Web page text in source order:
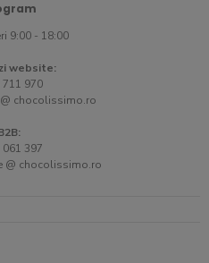
9:00 - 18:00
website:
711 970
chocolissimo.ro
061 397
@ chocolissimo.ro